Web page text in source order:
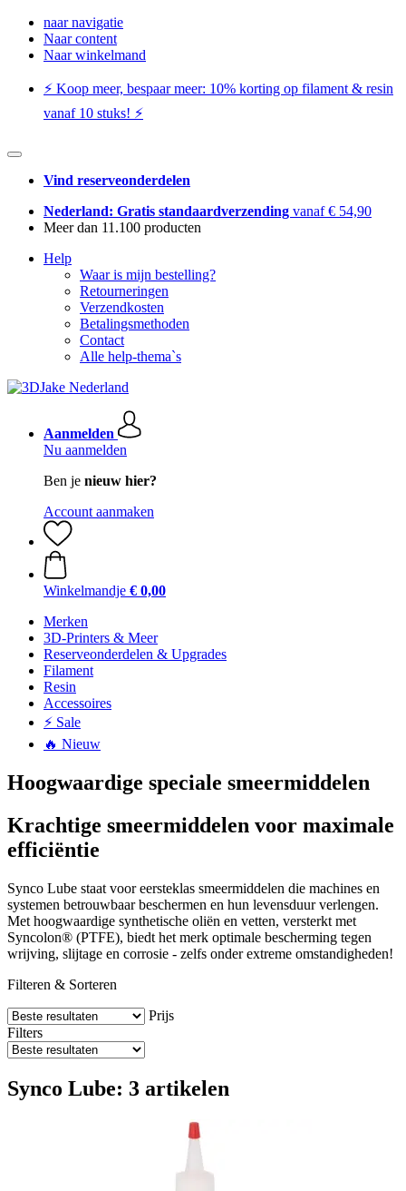
naar navigatie
Naar content
Naar winkelmand
⚡️ Koop meer, bespaar meer: ​​10% korting op filament & resin
vanaf 10 stuks! ⚡️
Vind reserveonderdelen
Nederland: Gratis standaardverzending vanaf € 54,90
Meer dan 11.100 producten
Help
Waar is mijn bestelling?
Retourneringen
Verzendkosten
Betalingsmethoden
Contact
Alle help-thema`s
Aanmelden
Nu aanmelden
Ben je nieuw hier?
Account aanmaken
Winkelmandje € 0,00
Merken
3D-Printers & Meer
Reserveonderdelen & Upgrades
Filament
Resin
Accessoires
⚡ Sale
🔥 Nieuw
Hoogwaardige speciale smeermiddelen
Krachtige smeermiddelen voor maximale
efficiëntie
Synco Lube staat voor eersteklas smeermiddelen die machines en
systemen betrouwbaar beschermen en hun levensduur verlengen.
Met hoogwaardige synthetische oliën en vetten, versterkt met
Syncolon® (PTFE), biedt het merk optimale bescherming tegen
wrijving, slijtage en corrosie - zelfs onder extreme omstandigheden!
Filteren & Sorteren
Prijs
Filters
Synco Lube: 3 artikelen